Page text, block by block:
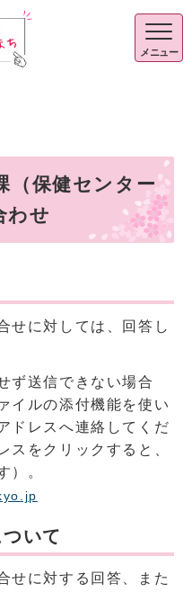
メニュー
（保健センター
わせ
せに対しては、回答し
ず送信できない場合
イルの添付機能を使い
ドレスへ連絡してくだ
スをクリックすると、
）。
いて
せに対する回答、また